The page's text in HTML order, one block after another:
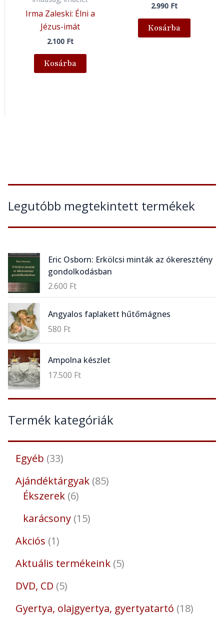
Legutóbb megtekintett termékek
Eric Osborn: Erkölcsi minták az ókeresztény
gondolkodásban
2.600 Ft
Angyalos faplakett hűtőmágnes
580 Ft
Ampolna készlet
17.500 Ft
Termék kategóriák
Egyéb 33
Ajándéktárgyak 85
Ékszerek 6
karácsony 15
Akciós 1
Aktuális termékeink 5
DVD, CD 5
Gyertya, olajgyertya, gyertyatartó 18
Irma Zaleski: Élni a
Jézus-imát
2.100 Ft
Kosárba
2.990 Ft
Kosárba